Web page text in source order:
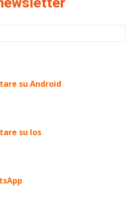
su Android
su Ios